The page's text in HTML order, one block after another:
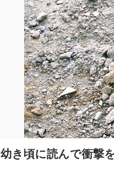
幼き頃に読んで衝撃